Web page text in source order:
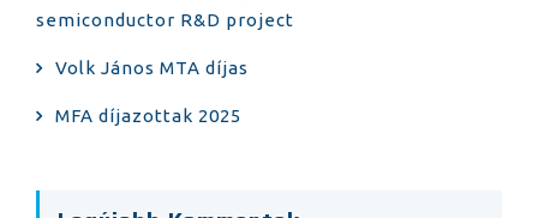
semiconductor R&D project
Volk János MTA díjas
MFA díjazottak 2025